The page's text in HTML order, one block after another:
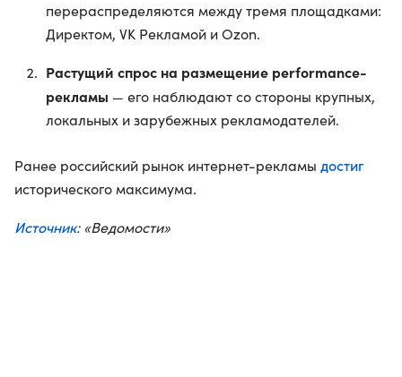
перераспределяются между тремя площадками:
Директом, VK Рекламой и Ozon.
Растущий спрос на размещение performance-
рекламы — его наблюдают со стороны крупных,
локальных и зарубежных рекламодателей.
Ранее российский рынок интернет-рекламы достиг
исторического максимума.
Источник: «Ведомости»